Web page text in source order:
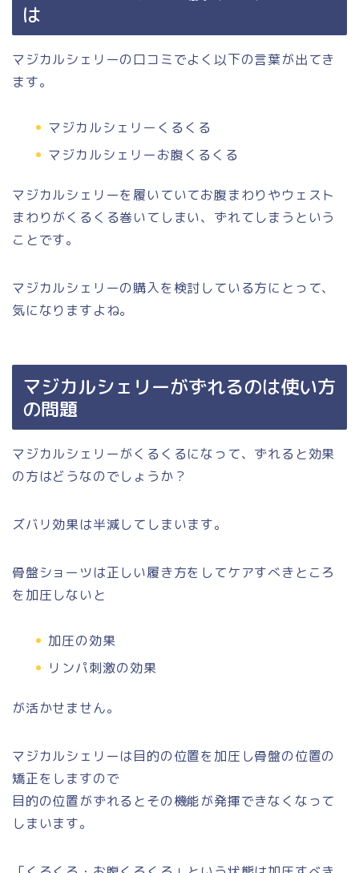
は
マジカルシェリーの口コミでよく以下の言葉が出てき
ます。
マジカルシェリーくるくる
マジカルシェリーお腹くるくる
マジカルシェリーを履いていてお腹まわりやウェスト
まわりがくるくる巻いてしまい、ずれてしまうという
ことです。
マジカルシェリーの購入を検討している方にとって、
気になりますよね。
マジカルシェリーがずれるのは使い方
の問題
マジカルシェリーがくるくるになって、ずれると効果
の方はどうなのでしょうか？
ズバリ効果は半減してしまいます。
骨盤ショーツは正しい履き方をしてケアすべきところ
を加圧しないと
加圧の効果
リンパ刺激の効果
が活かせません。
マジカルシェリーは目的の位置を加圧し骨盤の位置の
矯正をしますので
目的の位置がずれるとその機能が発揮できなくなって
しまいます。